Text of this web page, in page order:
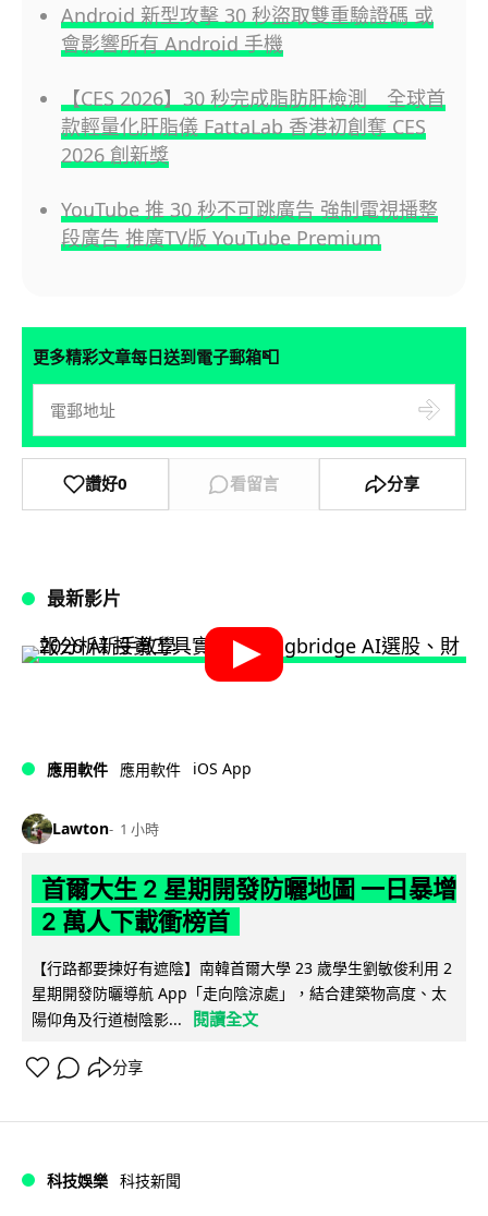
Android 新型攻擊 30 秒盜取雙重驗證碼 或
會影響所有 Android 手機
【CES 2026】30 秒完成脂肪肝檢測 全球首
款輕量化肝脂儀 FattaLab 香港初創奪 CES
2026 創新獎
YouTube 推 30 秒不可跳廣告 強制電視播整
段廣告 推廣TV版 YouTube Premium
更多精彩文章每日送到電子郵箱📮
讚好0 看留言 分享
最新影片
應用軟件 應用軟件 iOS App
Lawton 1 小時
首爾大生 2 星期開發防曬地圖 一日暴增
2 萬人下載衝榜首
【行路都要揀好有遮陰】南韓首爾大學 23 歲學生劉敏俊利用 2
星期開發防曬導航 App「走向陰涼處」，結合建築物高度、太
陽仰角及行道樹陰影...
閱讀全文
分享
科技娛樂 科技新聞